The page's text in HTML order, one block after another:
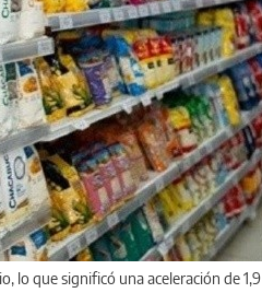
lo que significó una aceleración de